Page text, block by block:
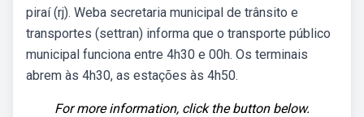
piraí (rj). Weba secretaria municipal de trânsito e
transportes (settran) informa que o transporte público
municipal funciona entre 4h30 e 00h. Os terminais
abrem às 4h30, as estações às 4h50.
For more information, click the button below.